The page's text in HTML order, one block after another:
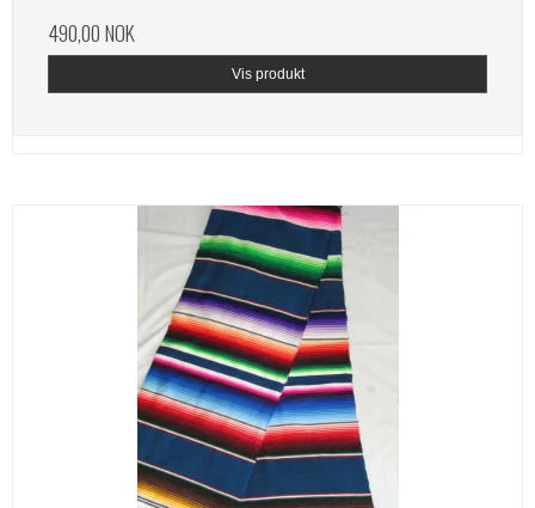
490,00 NOK
Vis produkt